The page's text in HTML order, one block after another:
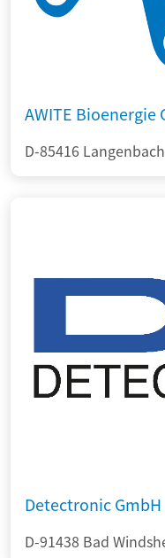
AWITE Bioenergie
D-85416
Detectronic GmbH
D-91438 Bad